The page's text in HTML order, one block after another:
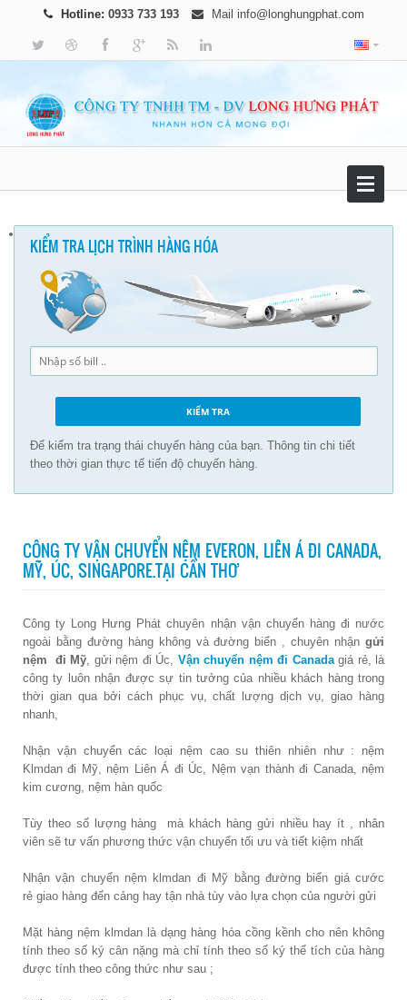
Hotline: 0933 733 193 Mail info@longhungphat.com
KIỂM TRA LỊCH TRÌNH HÀNG HÓA
Để kiểm tra trạng thái chuyến hàng của bạn. Thông tin chi tiết
theo thời gian thực tế tiến độ chuyến hàng.
CÔNG TY VẬN CHUYỂN NỆM EVERON, LIÊN Á ĐI CANADA,
MỸ, ÚC, SINGAPORE.TẠI CẦN THƠ
Công ty Long Hưng Phát chuyên nhận vận chuyển hàng đi nước
ngoài bằng đường hàng không và đường biển , chuyên nhận gửi
nệm đi Mỹ , gửi nệm đi Úc, Vận chuyển nệm đi Canadagiá rẻ, là
công ty luôn nhận được sự tin tưởng của nhiều khách hàng trong
thời gian qua bởi cách phục vụ, chất lượng dịch vụ, giao hàng
nhanh,
Nhận vận chuyển các loại nệm cao su thiên nhiên như : nệm
Klmdan đi Mỹ, nệm Liên Á đi Úc, Nệm vạn thành đi Canada, nệm
kim cương, nệm hàn quốc
Tùy theo số lượng hàng mà khách hàng gửi nhiều hay ít , nhân
viên sẽ tư vấn phương thức vận chuyển tối ưu và tiết kiệm nhất
Nhận vận chuyển nệm klmdan đi Mỹ bằng đường biển giá cước
rẻ giao hàng đến cảng hay tận nhà tùy vào lựa chọn của người gửi
Mặt hàng nệm klmdan là dạng hàng hóa cồng kềnh cho nên không
tính theo số ký cân nặng mà chỉ tính theo số ký thể tích của hàng
được tính theo công thức như sau ;